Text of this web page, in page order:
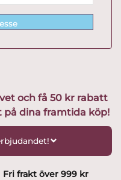
och få 50 kr rabatt
på dina framtida köp!
Fri frakt över 999 kr